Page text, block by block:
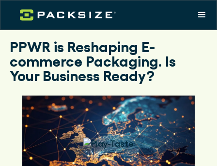
PPWR is Reshaping E-
commerce Packaging. Is
Your Business Ready?